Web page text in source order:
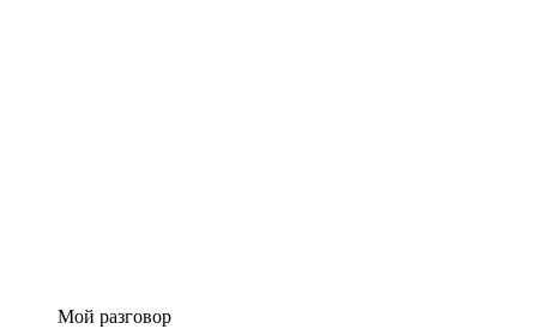
Мой разговор